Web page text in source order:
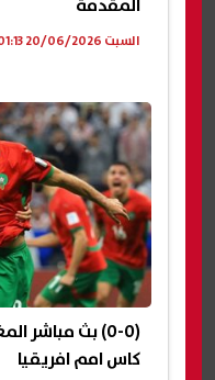
السبت 20/06/2026 01:13 ص
(0-0) بث مباشر
كاس امم افريقيا